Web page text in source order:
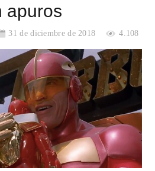
apuros
31 de diciembre de 2018 4.108